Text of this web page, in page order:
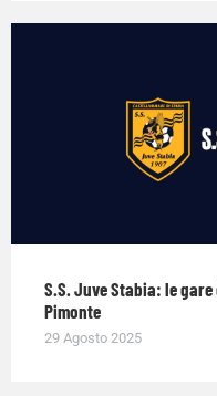
S.S. Juve Stabia: le gare
Pimonte
29 Agosto 2025